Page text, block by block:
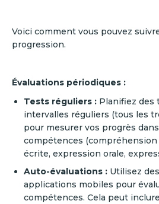
Voici comment vous pouvez
progression.
Évaluations périodiques :
Tests réguliers : Planifiez des
intervalles réguliers (tous les
pour mesurer vos progrès
compétences
écrite, expression orale,
Auto-évaluations : Utilisez
applications mobiles pour
compétences. Cela peut